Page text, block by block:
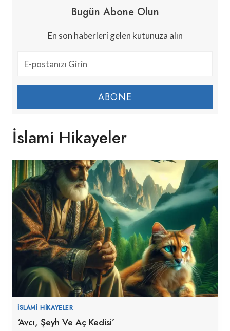
Bugün Abone Olun
En son haberleri gelen kutunuza alın
ABONE
İslami Hikayeler
İSLAMI HIKAYELER
‘Avcı, Şeyh Ve Aç Kedisi’